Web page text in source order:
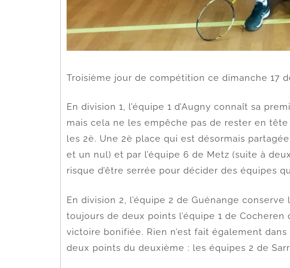
Troisième jour de compétition ce dimanche 17
En division 1, l’équipe 1 d’Augny connaît sa
mais cela ne les empêche pas de rester en
les 2è. Une 2è place qui est désormais
et un nul) et par l’équipe 6 de Metz (suite à
risque d’être serrée pour décider des équipes
En division 2, l’équipe 2 de Guénange
toujours de deux points l’équipe 1 de
victoire bonifiée. Rien n’est fait également
deux points du deuxième : les équipes 2 de